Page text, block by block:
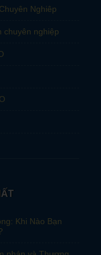
Nghiêp
chuyên nghiệp
Khi Nào Bạn